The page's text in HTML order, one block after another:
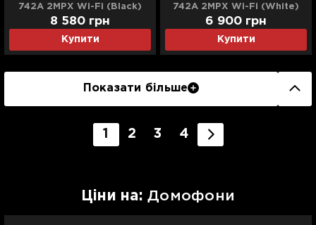
742A 2MPX Wi-Fi (Black)
Купити
8 580 грн
742A 2MPX Wi-Fi (White)
Купити
6 900 грн
Показати більше
1 2 3 4
Цiни на: Домофони